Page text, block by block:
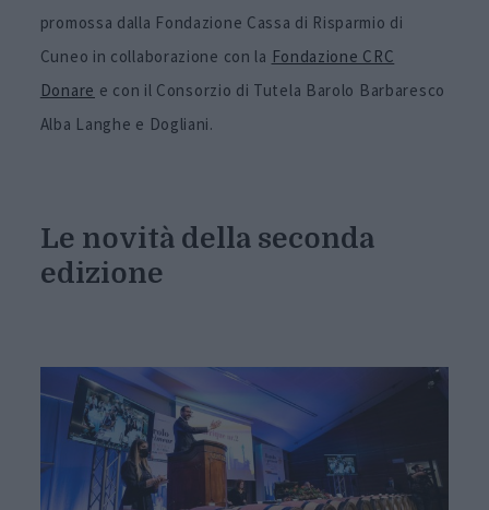
promossa dalla Fondazione Cassa di Risparmio di
Cuneo in collaborazione con la Fondazione CRC
Donare e con il Consorzio di Tutela Barolo Barbaresco
Alba Langhe e Dogliani.
Le novità della seconda
edizione